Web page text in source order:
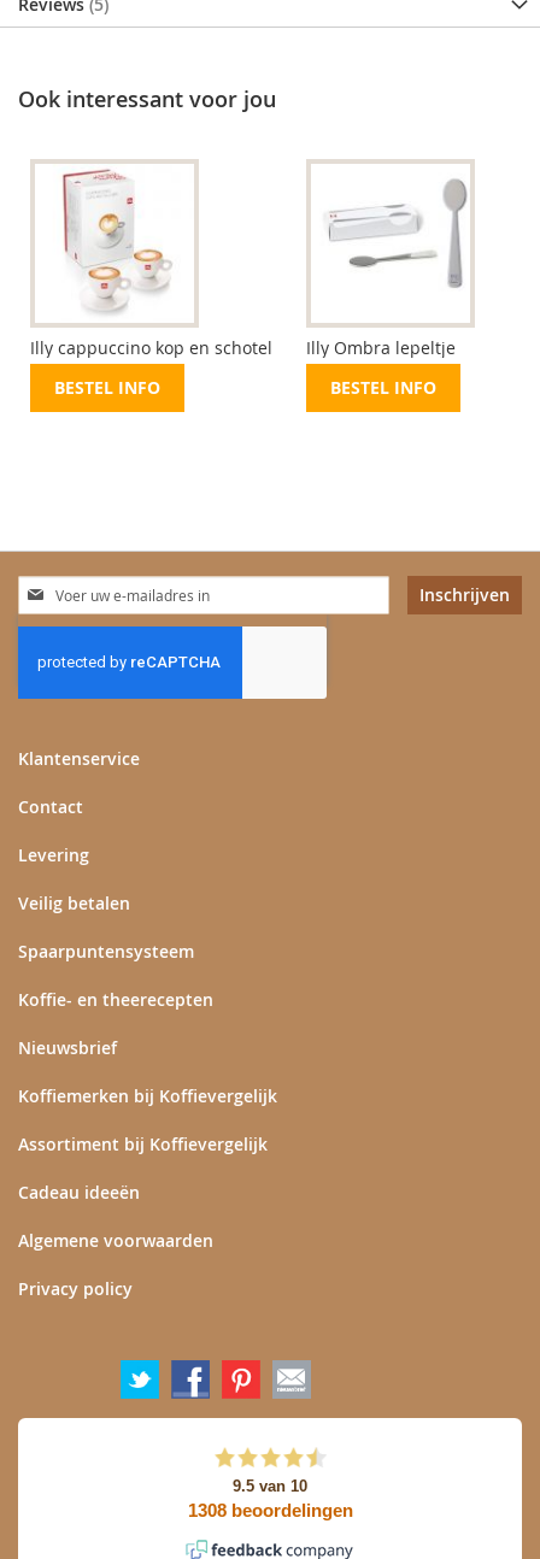
Reviews 5
Ook interessant voor jou
Illy cappuccino kop en schotel
BESTEL INFO
Illy Ombra lepeltje
BESTEL INFO
Abonneer
u
op
onze
nieuwsbrief
Inschrijven
Klantenservice
Contact
Levering
Veilig betalen
Spaarpuntensysteem
Koffie- en theerecepten
Nieuwsbrief
Koffiemerken bij Koffievergelijk
Assortiment bij Koffievergelijk
Cadeau ideeën
Algemene voorwaarden
Privacy policy